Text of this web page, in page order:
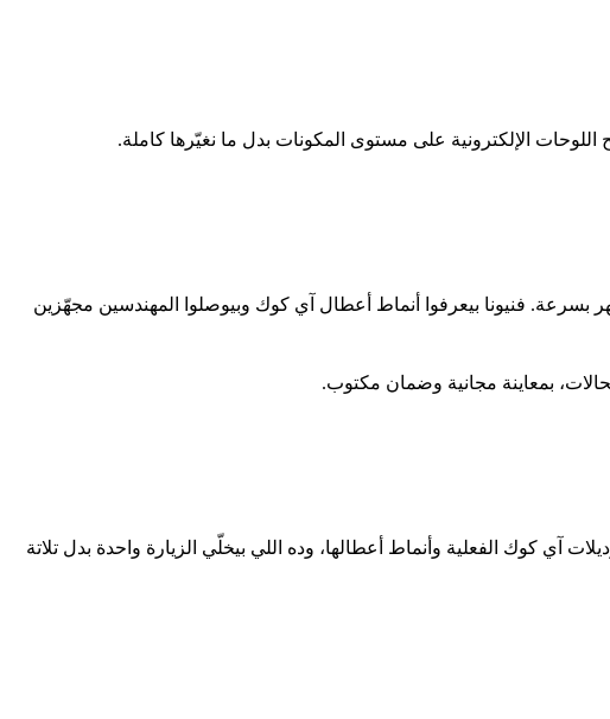
الإلكترونية على مستوى المكونات بدل ما نغيّرها كاملة.
فنيونا بيعرفوا أنماط أعطال آي كوك وبيوصلوا المهندسين مجهّزين
بمعاينة مجانية وضمان مكتوب.
كوك الفعلية وأنماط أعطالها، وده اللي بيخلّي الزيارة واحدة بدل تلاتة